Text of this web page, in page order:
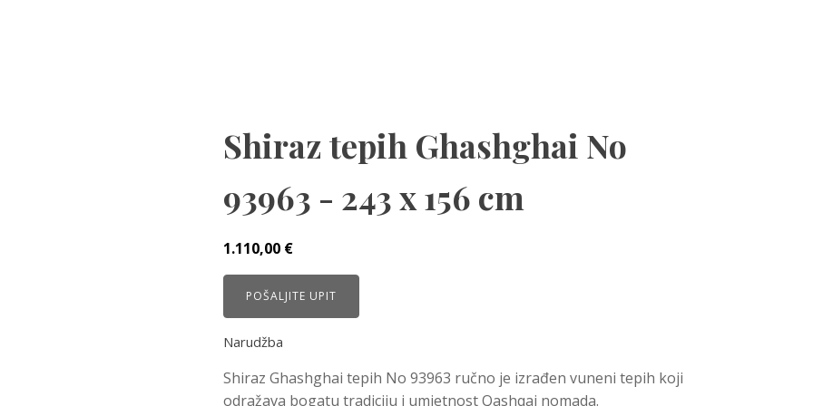
Shiraz tepih Ghashghai No
93963 - 243 x 156 cm
1.110,00 €
POŠALJITE UPIT
Narudžba
Shiraz Ghashghai tepih No 93963 ručno je izrađen vuneni tepih koji
odražava bogatu tradiciju i umjetnost Qashqai nomada.